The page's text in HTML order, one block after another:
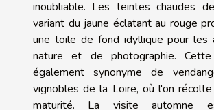
inoubliable. Les teintes chaudes
variant du jaune éclatant au rouge
une toile de fond idyllique pour les
nature et de photographie.
également synonyme de
vignobles de la Loire, où l'on
maturité. La visite automne